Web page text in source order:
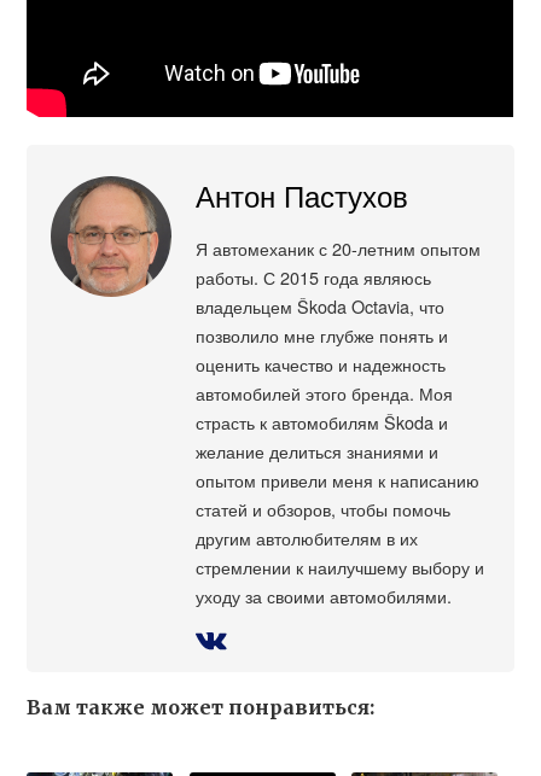
Антон Пастухов
Я автомеханик с 20-летним опытом
работы. С 2015 года являюсь
владельцем Škoda Octavia, что
позволило мне глубже понять и
оценить качество и надежность
автомобилей этого бренда. Моя
страсть к автомобилям Škoda и
желание делиться знаниями и
опытом привели меня к написанию
статей и обзоров, чтобы помочь
другим автолюбителям в их
стремлении к наилучшему выбору и
уходу за своими автомобилями.
Вам также может понравиться: